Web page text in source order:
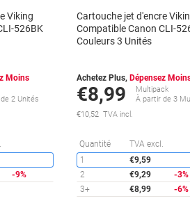
Viking
526BK
Moins
2 Unités
Économies
-9%
Cartouche jet d'encre
Compatible Canon CLI-
Couleurs 3 Unités
Achetez Plus, Dépensez
€8,99
Multipack
À partir de 3
€10,52 TVA incl.
Quantité TVA excl.
1
€9,59
2
€9,29
-3%
3+
€8,99 -6%